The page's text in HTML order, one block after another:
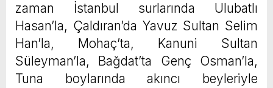
zaman İstanbul surlarında Ulubatlı
Hasan’la, Çaldıran’da Yavuz Sultan Selim
Han’la, Mohaç’ta, Kanuni Sultan
Süleyman’la, Bağdat’ta Genç Osman’la,
Tuna boylarında akıncı beyleriyle